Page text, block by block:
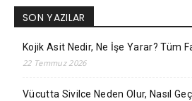
SON YAZILAR
Kojik Asit Nedir, Ne İşe Yarar? Tüm
22 Temmuz 2026
Vücutta Sivilce Neden Olur, Nasıl